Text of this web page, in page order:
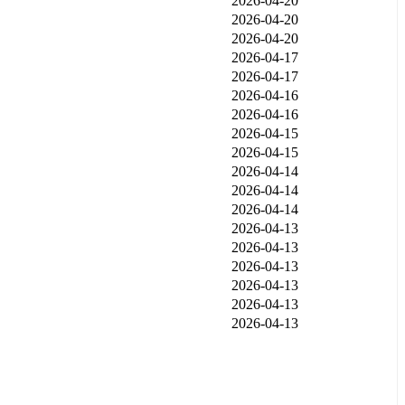
2026-04-20
2026-04-20
2026-04-17
2026-04-17
2026-04-16
2026-04-16
2026-04-15
2026-04-15
2026-04-14
2026-04-14
2026-04-14
2026-04-13
2026-04-13
2026-04-13
2026-04-13
2026-04-13
2026-04-13